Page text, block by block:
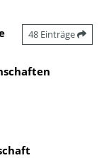
48 Einträge